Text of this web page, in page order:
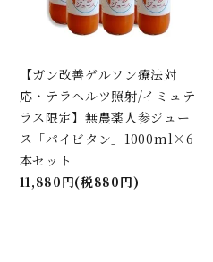
【ガン改善ゲルソン療法対
応・テラヘルツ照射/イミュテ
ラス限定】無農薬人参ジュー
ス「パイビタン」1000ml×6
本セット
11,880円(税880円)